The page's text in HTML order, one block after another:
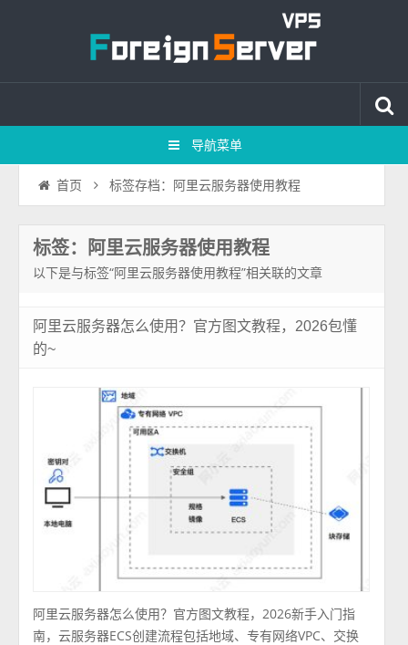
导航菜单
首页 标签存档：阿里云服务器使用教程
标签：阿里云服务器使用教程
以下是与标签“阿里云服务器使用教程”相关联的文章
阿里云服务器怎么使用？官方图文教程，2026包懂
的~
阿里云服务器怎么使用？官方图文教程，2026新手入门指
南，云服务器ECS创建流程包括地域、专有网络VPC、交换